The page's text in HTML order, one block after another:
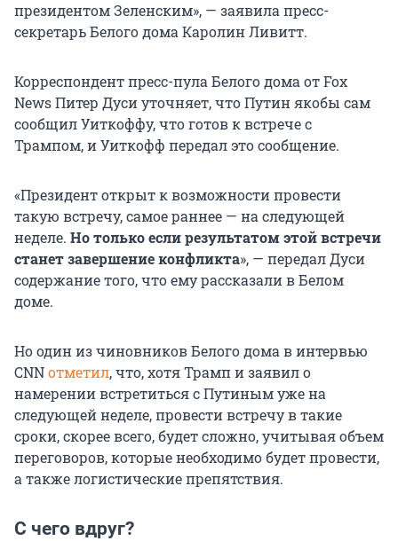
президентом Зеленским», — заявила пресс-
секретарь Белого дома Каролин Ливитт.
Корреспондент пресс-пула Белого дома от Fox
News Питер Дуси уточняет, что Путин якобы сам
сообщил Уиткоффу, что готов к встрече с
Трампом, и Уиткофф передал это сообщение.
«Президент открыт к возможности провести
такую встречу, самое раннее — на следующей
неделе. Но только если результатом этой встречи
станет завершение конфликта», — передал Дуси
содержание того, что ему рассказали в Белом
доме.
Но один из чиновников Белого дома в интервью
CNNотметил, что, хотя Трамп и заявил о
намерении встретиться с Путиным уже на
следующей неделе, провести встречу в такие
сроки, скорее всего, будет сложно, учитывая объем
переговоров, которые необходимо будет провести,
а также логистические препятствия.
С чего вдруг?